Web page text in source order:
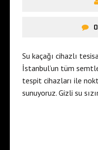
Su kaçağı cihazlı
İstanbul’un tüm
tespit cihazları ile
sunuyoruz. Gizli su